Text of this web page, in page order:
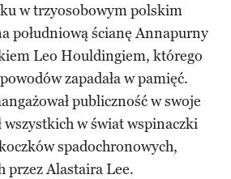
w trzyosobowym polskim
południową ścianę Annapurny
Leo Houldingiem, którego
zapadała w pamięć.
publiczność w swoje
wszystkich w świat wspinaczki
spadochronowych,
Alastaira Lee.